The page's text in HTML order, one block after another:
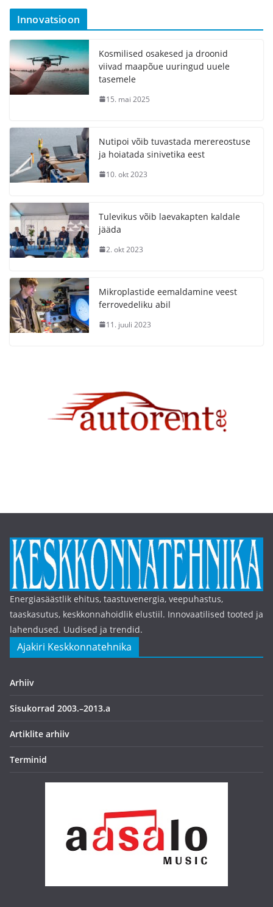
Innovatsioon
Kosmilised osakesed ja droonid
viivad maapõue uuringud uuele
tasemele
15. mai 2025
Nutipoi võib tuvastada merereostuse
ja hoiatada sinivetika eest
10. okt 2023
Tulevikus võib laevakapten kaldale
jääda
2. okt 2023
Mikroplastide eemaldamine veest
ferrovedeliku abil
11. juuli 2023
Energiasäästlik ehitus, taastuvenergia, veepuhastus,
taaskasutus, keskkonnahoidlik elustiil. Innovaatilised tooted ja
lahendused. Uudised ja trendid.
Ajakiri Keskkonnatehnika
Arhiiv
Sisukorrad 2003.–2013.a
Artiklite arhiiv
Terminid